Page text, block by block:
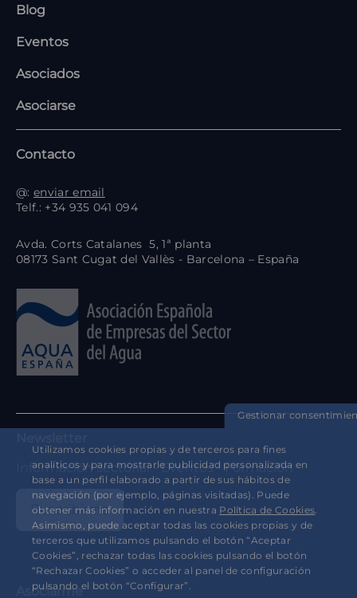
Blog
Eventos
Asociados
Asociarse
Contacto
@: enviar email
Telf.: +34 935 041 094
Avda. Corts Catalanes 5, 1ª planta
08173 Sant Cugat del Vallès - Barcelona – España
Información sectorial - Eventos - Formación
Suscribirme
Asociarme
Gestionar
Utilizamos cookies propias y de terceros para fines
analíticos y para mostrarle publicidad personalizada en
base a un perfil elaborado a partir de sus hábitos de
navegación (por ejemplo, páginas visitadas). Puede
obtener más información en nuestra Política de Cookies.
Asimismo, puede aceptar todas las cookies propias y de
terceros que utilizamos pulsando el botón “Aceptar
Cookies”, rechazar todas las cookies pulsando el botón
“Rechazar Cookies” o acceder al panel de configuración
pulsando el botón “Configurar”.